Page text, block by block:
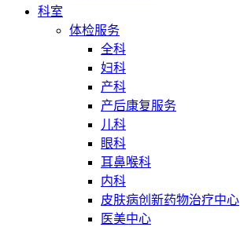
科室
体检服务
全科
妇科
产科
产后康复服务
儿科
眼科
耳鼻喉科
内科
皮肤病创新药物治疗中心
医美中心